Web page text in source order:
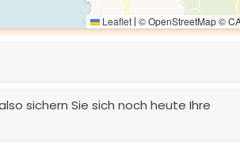
Leaflet | © OpenStreetMap ©
sichern Sie sich noch heute Ihre